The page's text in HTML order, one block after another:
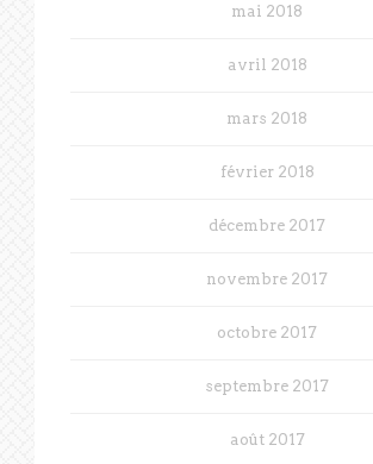
mai 2018
avril 2018
mars 2018
février 2018
décembre 2017
novembre 2017
octobre 2017
septembre 2017
août 2017